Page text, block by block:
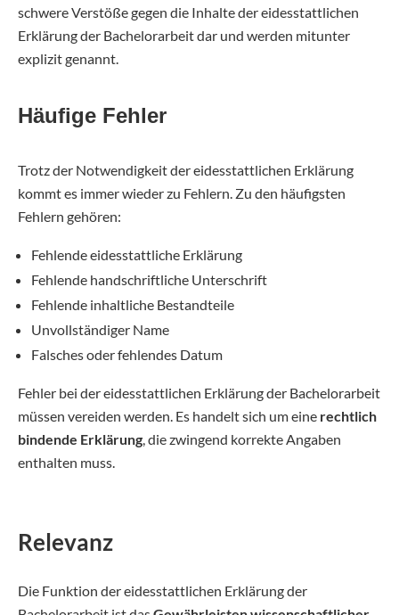
schwere Verstöße gegen die Inhalte der eidesstattlichen
Erklärung der Bachelorarbeit dar und werden mitunter
explizit genannt.
Häufige Fehler
Trotz der Notwendigkeit der eidesstattlichen Erklärung
kommt es immer wieder zu Fehlern. Zu den häufigsten
Fehlern gehören:
Fehlende eidesstattliche Erklärung
Fehlende handschriftliche Unterschrift
Fehlende inhaltliche Bestandteile
Unvollständiger Name
Falsches oder fehlendes Datum
Fehler bei der eidesstattlichen Erklärung der Bachelorarbeit
müssen vereiden werden. Es handelt sich um eine rechtlich
bindende Erklärung, die zwingend korrekte Angaben
enthalten muss.
Relevanz
Die Funktion der eidesstattlichen Erklärung der